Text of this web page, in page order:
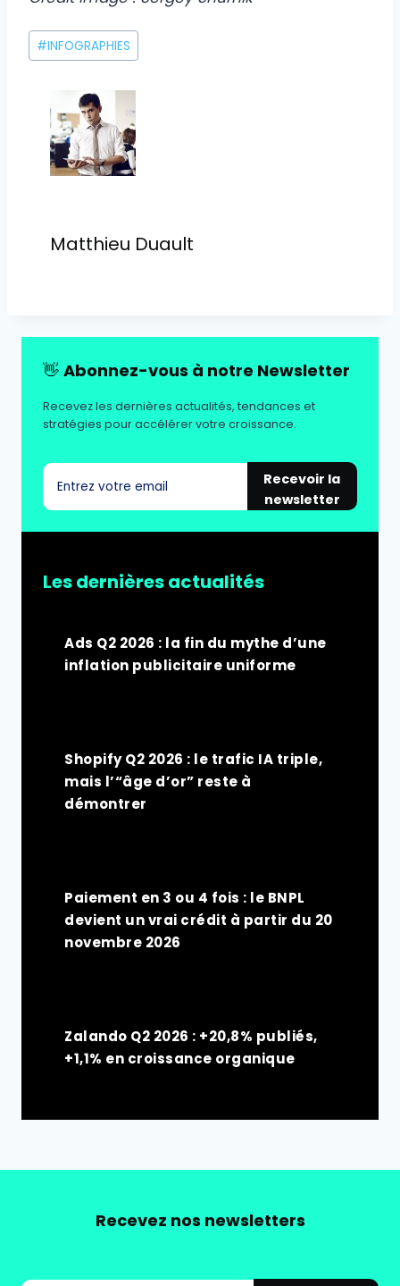
Étiquettes
de
publication :
#INFOGRAPHIES
Matthieu Duault
👋 Abonnez-vous à notre Newsletter
Recevez les dernières actualités, tendances et
stratégies pour accélérer votre croissance.
Recevoir la
newsletter
Les dernières actualités
Ads Q2 2026 : la fin du mythe d’une
inflation publicitaire uniforme
Shopify Q2 2026 : le trafic IA triple,
mais l’“âge d’or” reste à
démontrer
Paiement en 3 ou 4 fois : le BNPL
devient un vrai crédit à partir du 20
novembre 2026
Zalando Q2 2026 : +20,8% publiés,
+1,1% en croissance organique
Recevez nos newsletters